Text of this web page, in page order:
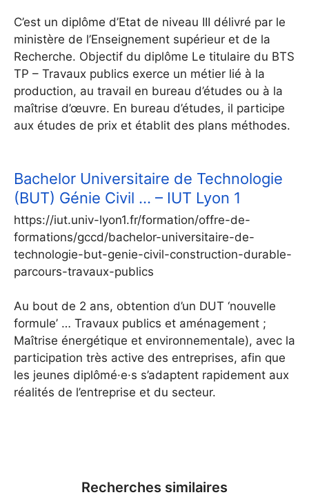
C’est un diplôme d’Etat de niveau III délivré par le
ministère de l’Enseignement supérieur et de la
Recherche. Objectif du diplôme Le titulaire du BTS
TP – Travaux publics exerce un métier lié à la
production, au travail en bureau d’études ou à la
maîtrise d’œuvre. En bureau d’études, il participe
aux études de prix et établit des plans méthodes.
Bachelor Universitaire de Technologie
(BUT) Génie Civil … – IUT Lyon 1
https://iut.univ-lyon1.fr/formation/offre-de-
formations/gccd/bachelor-universitaire-de-
technologie-but-genie-civil-construction-durable-
parcours-travaux-publics
Au bout de 2 ans, obtention d’un DUT ‘nouvelle
formule’ … Travaux publics et aménagement ;
Maîtrise énergétique et environnementale), avec la
participation très active des entreprises, afin que
les jeunes diplômé·e·s s’adaptent rapidement aux
réalités de l’entreprise et du secteur.
Recherches similaires